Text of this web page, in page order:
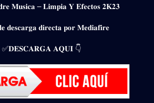
𝐌𝐮𝐬𝐢𝐜𝐚 – 𝐋𝐢𝐦𝐩𝐢𝐚 𝐘 𝐄𝐟𝐞𝐜𝐭𝐨𝐬 𝟐𝐊𝟐𝟑
𝐝𝐞𝐬𝐜𝐚𝐫𝐠𝐚 𝐝𝐢𝐫𝐞𝐜𝐭𝐚 𝐩𝐨𝐫 𝐌𝐞𝐝𝐢𝐚𝐟𝐢𝐫𝐞
✅𝐃𝐄𝐒𝐂𝐀𝐑𝐆𝐀 𝐀𝐐𝐔𝐈 👇